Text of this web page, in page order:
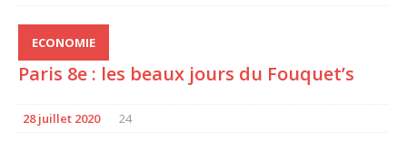
ECONOMIE
Paris 8e : les beaux jours du Fouquet’s
28 juillet 2020 24